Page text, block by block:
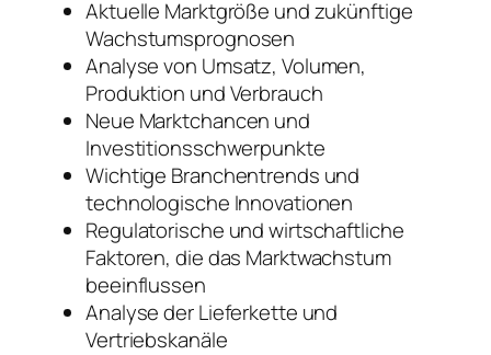
Aktuelle Marktgröße und zukünftige
Wachstumsprognosen
Analyse von Umsatz, Volumen,
Produktion und Verbrauch
Neue Marktchancen und
Investitionsschwerpunkte
Wichtige Branchentrends und
technologische Innovationen
Regulatorische und wirtschaftliche
Faktoren, die das Marktwachstum
beeinflussen
Analyse der Lieferkette und
Vertriebskanäle